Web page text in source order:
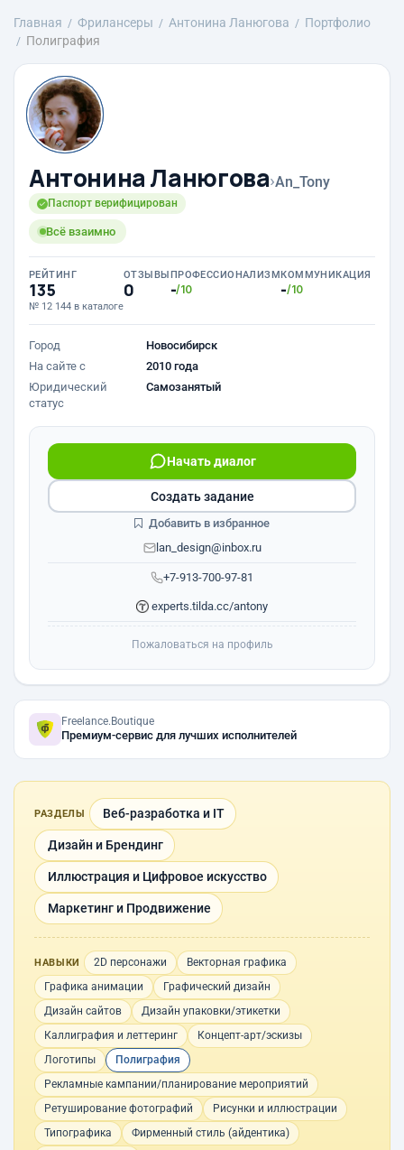
Главная Фрилансеры Антонина Ланюгова
Портфолио
Полиграфия
Антонина Ланюгова›An_Tony
Паспорт верифицирован
Всё взаимно
РЕЙТИНГ
135
№ 12 144 в каталоге
ОТЗЫВЫ
0
ПРОФЕССИОНАЛИЗМ
-/10
КОММУНИКАЦИЯ
-/10
Город
Новосибирск
На сайте с
2010 года
Юридический
статус
Самозанятый
+7-913-700-97-81
Начать диалог
lan_design@inbox.ru
experts.tilda.cc/antony
Создать задание
Добавить в избранное
Пожаловаться на профиль
Freelance.Boutique
Премиум-сервис для лучших исполнителей
РАЗДЕЛЫ Веб-разработка и IT
Дизайн и Брендинг
Иллюстрация и Цифровое искусство
Маркетинг и Продвижение
НАВЫКИ 2D персонажи
Векторная графика
Графика анимации
Графический дизайн
Дизайн сайтов
Дизайн упаковки/этикетки
Каллиграфия и леттеринг
Концепт-арт/эскизы
Логотипы
Полиграфия
Рекламные кампании/планирование мероприятий
Ретуширование фотографий
Рисунки и иллюстрации
Типографика
Фирменный стиль (айдентика)